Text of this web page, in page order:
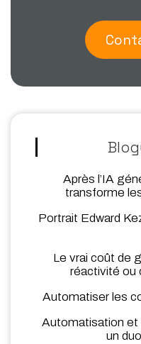
Après l’IA
transforme
Portrait Edward
Le vrai coût de
réactivité ou
Automatiser les
Automatisation et
un